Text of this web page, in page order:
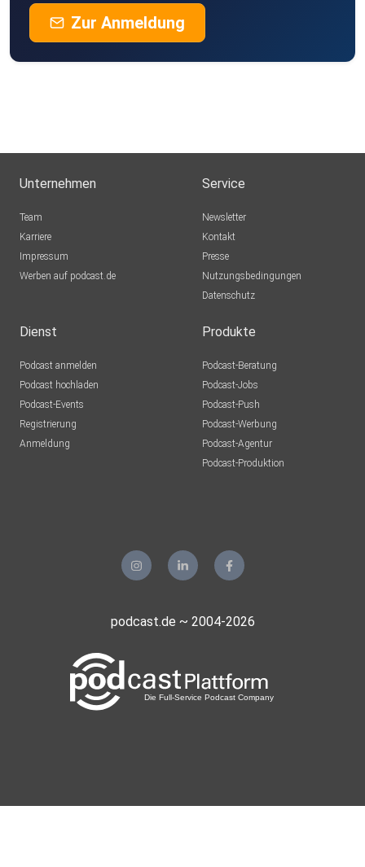
Zur Anmeldung
Unternehmen
Team
Karriere
Impressum
Werben auf podcast.de
Service
Newsletter
Kontakt
Presse
Nutzungsbedingungen
Datenschutz
Dienst
Podcast anmelden
Podcast hochladen
Podcast-Events
Registrierung
Anmeldung
Produkte
Podcast-Beratung
Podcast-Jobs
Podcast-Push
Podcast-Werbung
Podcast-Agentur
Podcast-Produktion
podcast.de ~ 2004-2026